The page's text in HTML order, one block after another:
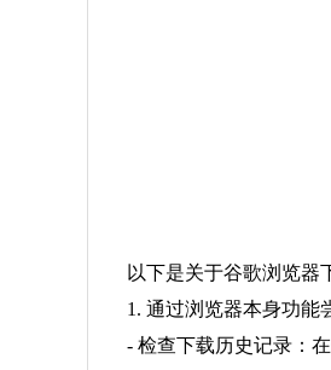
以下是关于谷歌浏览器
1. 通过浏览器本身功能
- 检查下载历史记录：